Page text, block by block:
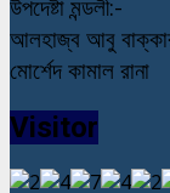
উপদেষ্টা মন্ডলী:-
আলহাজ্ব আবু
মোর্শেদ কামাল রানা
Visitor